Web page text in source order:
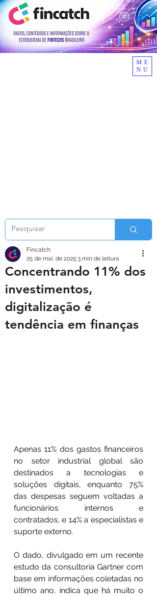
ME
NU
Concentrando 11% dos
investimentos,
digitalização é
tendência em finanças
Fincatch
25 de mai. de 2025 3 min de leitura
Apenas 11% dos gastos financeiros
no setor industrial global são
destinados a tecnologias e
soluções digitais, enquanto 75%
das despesas seguem voltadas a
funcionários internos e
contratados, e 14% a especialistas e
suporte externo.
O dado, divulgado em um recente
estudo da consultoria Gartner com
base em informações coletadas no
último ano, indica que há muito o